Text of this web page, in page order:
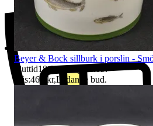
Beyer & Bock sillburk i porslin -
Sluttid18:09 9 aug 18:09.
Pris:460 kr,Ledande bud.